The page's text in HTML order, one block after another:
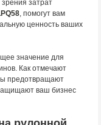
затрат
, помогут вам
ценность ваших
значение для
Как отмечают
предотвращают
ваш бизнес